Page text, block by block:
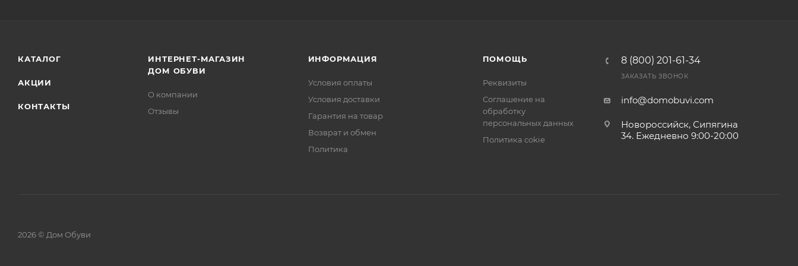
КАТАЛОГ
АКЦИИ
КОНТАКТЫ
ИНТЕРНЕТ-МАГАЗИН
ДОМ ОБУВИ
О компании
Отзывы
ИНФОРМАЦИЯ
Условия оплаты
Условия доставки
Гарантия на товар
Возврат и обмен
Политика
ПОМОЩЬ
Реквизиты
Соглашение на
обработку
персональных данных
Политика cokie
8 (800) 201-61-34
ЗАКАЗАТЬ ЗВОНОК
info@domobuvi.com
Новороссийск, Сипягина
34. Ежедневно 9:00-20:00
2026 © Дом Обуви